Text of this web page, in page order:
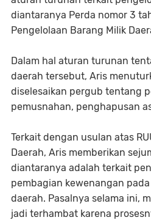
diantaranya Perda nomor 3
Pengelolaan Barang Milik
Dalam hal aturan turunan
daerah tersebut, Aris
diselesaikan pergub tentang
pemusnahan, penghapusan
Terkait dengan usulan atas
Daerah, Aris memberikan
diantaranya adalah terkait
pembagian kewenangan
daerah. Pasalnya selama ini,
jadi terhambat karena